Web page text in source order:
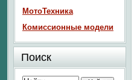
МотоТехника
Комиссионные модели
Поиск